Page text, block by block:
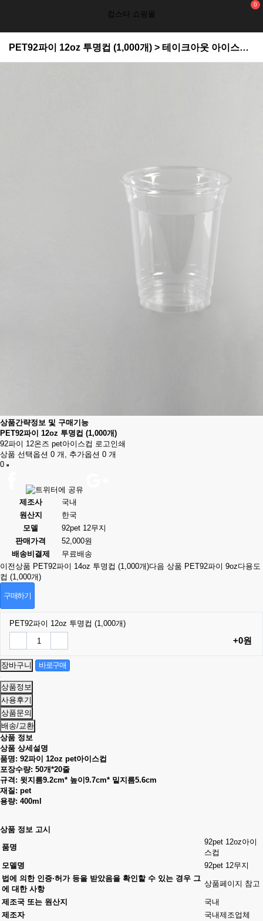
컵스타 쇼핑몰
0
PET92파이 12oz 투명컵 (1,000개) > 테이크아웃 아이스컵(PET)
상품간략정보 및 구매기능
PET92파이 12oz 투명컵 (1,000개)
92파이 12온즈 pet아이스컵 로고인쇄
상품 선택옵션 0 개, 추가옵션 0 개
0
제조사
국내
원산지
한국
모델
92pet 12무지
판매가격
52,000원
배송비결제
무료배송
이전상품 PET92파이 14oz 투명컵 (1,000개)다음 상품 PET92파이 9oz다용도
컵 (1,000개)
구매하기
PET92파이 12oz 투명컵 (1,000개)
+0원
상품정보
사용후기
상품문의
배송/교환
상품 정보
상품 상세설명
품명: 92파이 12oz pet아이스컵
포장수량: 50개*20줄
규격: 윗지름9.2cm* 높이9.7cm* 밑지름5.6cm
재질: pet
용량: 400ml
상품 정보 고시
품명
92pet 12oz아이
스컵
모델명
92pet 12무지
법에 의한 인증·허가 등을 받았음을 확인할 수 있는 경우 그
에 대한 사항
상품페이지 참고
제조국 또는 원산지
국내
제조자
국내제조업체